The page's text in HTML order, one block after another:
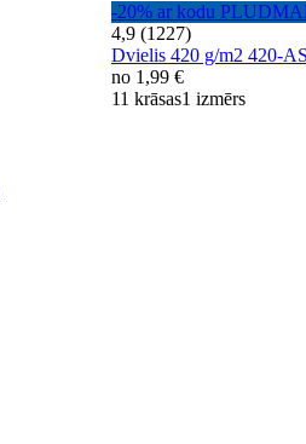
-20% ar kodu
4,9 (1227)
Dvielis 420 g/m2 420-
no 1,99 €
11 krāsas1 izmērs